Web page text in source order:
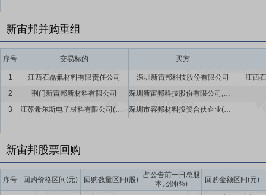
新宙邦并购重组
序号 交易标的 买方
1 江西石磊氟材料有限责任公司 深圳新宙邦科技股份有限公司
江西
2
荆门新宙邦新材料有限公司
深圳新宙邦科技股份有限公司,惠州亿纬锂能股份有限公司
3
江苏希尔斯电子材料有限公司(暂定名) 深圳市容邦材料投资合伙企业(有限合伙),深圳新宙邦科技股份有限公司,南通江海电容器股份有限公司
新宙邦股票回购
序号 回购价格区间(元) 回购数量区间(股)
占公告前一日总股
本比例(%)
回购金额区间(元)